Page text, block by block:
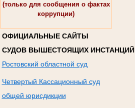
(только для сообщения о фактах
коррупции)
ОФИЦИАЛЬНЫЕ САЙТЫ
СУДОВ ВЫШЕСТОЯЩИХ ИНСТАНЦИЙ
Ростовский областной суд
Четвертый Кассационный суд
общей юрисдикции